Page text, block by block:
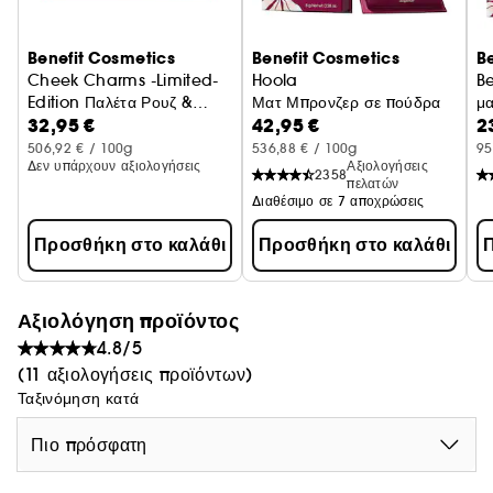
Benefit Cosmetics
Cheek Charms -Limited-
Edition Παλέτα Ρουζ &
Highlighter
32,95 €
506,92 € / 100g
Δεν υπάρχουν αξιολογήσεις
Προσθήκη στο καλάθι
Benefit Cosmetics
Hoola
Ματ Μπρονζερ σε πούδρα
42,95 €
536,88 € / 100g
2358
Αξιολογήσεις
πελατών
Διαθέσιμο σε 7 αποχρώσεις
Προσθήκη στο καλάθι
Αξιολόγηση προϊόντος
4.8/5
(11 αξιολογήσεις προϊόντων)
Ταξινόμηση κατά
Πιο πρόσφατη